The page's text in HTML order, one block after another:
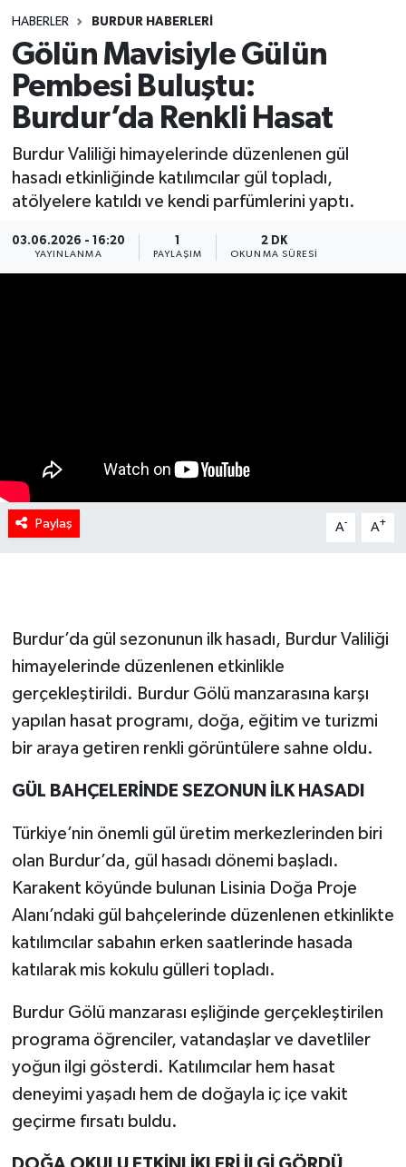
HABERLER BURDUR HABERLERİ
Gölün Mavisiyle Gülün
Pembesi Buluştu:
Burdur’da Renkli Hasat
Burdur Valiliği himayelerinde düzenlenen gül
hasadı etkinliğinde katılımcılar gül topladı,
atölyelere katıldı ve kendi parfümlerini yaptı.
03.06.2026 - 16:20
YAYINLANMA
1
PAYLAŞIM
2 DK
OKUNMA SÜRESI
Paylaş A- A+
Burdur’da gül sezonunun ilk hasadı, Burdur Valiliği
himayelerinde düzenlenen etkinlikle
gerçekleştirildi. Burdur Gölü manzarasına karşı
yapılan hasat programı, doğa, eğitim ve turizmi
bir araya getiren renkli görüntülere sahne oldu.
GÜL BAHÇELERİNDE SEZONUN İLK HASADI
Türkiye’nin önemli gül üretim merkezlerinden biri
olan Burdur’da, gül hasadı dönemi başladı.
Karakent köyünde bulunan Lisinia Doğa Proje
Alanı’ndaki gül bahçelerinde düzenlenen etkinlikte
katılımcılar sabahın erken saatlerinde hasada
katılarak mis kokulu gülleri topladı.
Burdur Gölü manzarası eşliğinde gerçekleştirilen
programa öğrenciler, vatandaşlar ve davetliler
yoğun ilgi gösterdi. Katılımcılar hem hasat
deneyimi yaşadı hem de doğayla iç içe vakit
geçirme fırsatı buldu.
Spor
Tebrik
Türkiye